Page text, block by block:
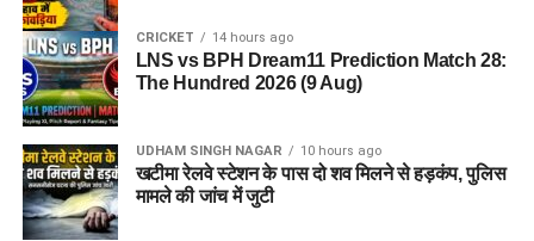
CRICKET 14 hours ago
LNS vs BPH Dream11 Prediction Match 28:
The Hundred 2026 (9 Aug)
UDHAM SINGH NAGAR 10 hours ago
खटीमा रेलवे स्टेशन के पास दो शव मिलने से हड़कंप, पुलिस
मामले की जांच में जुटी